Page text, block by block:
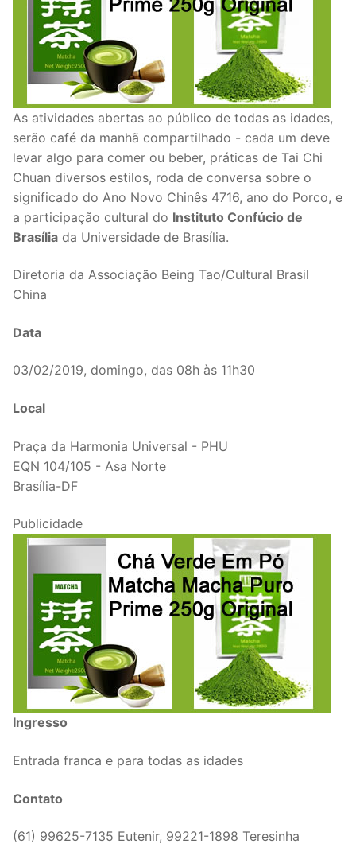
As atividades abertas ao público de todas as idades,
serão café da manhã compartilhado - cada um deve
levar algo para comer ou beber, práticas de Tai Chi
Chuan diversos estilos, roda de conversa sobre o
significado do Ano Novo Chinês 4716, ano do Porco, e
a participação cultural do Instituto Confúcio de
Brasília da Universidade de Brasília.
Diretoria da Associação Being Tao/Cultural Brasil
China
Data
03/02/2019, domingo, das 08h às 11h30
Local
Praça da Harmonia Universal - PHU
EQN 104/105 - Asa Norte
Brasília-DF
Publicidade
Ingresso
Entrada franca e para todas as idades
Contato
(61) 99625-7135 Eutenir, 99221-1898 Teresinha